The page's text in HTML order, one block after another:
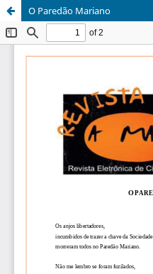
O Paredão Mariano